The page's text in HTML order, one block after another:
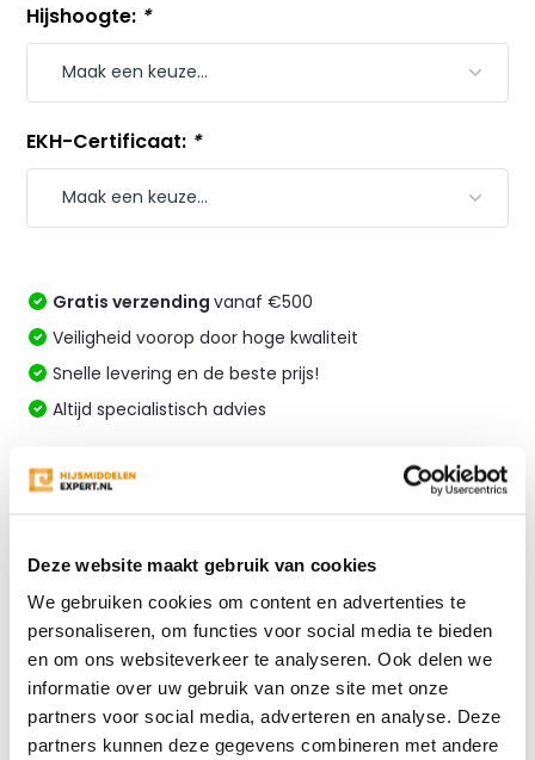
Deze website maakt gebruik van cookies
We gebruiken cookies om content en advertenties te
personaliseren, om functies voor social media te bieden
en om ons websiteverkeer te analyseren. Ook delen we
informatie over uw gebruik van onze site met onze
partners voor social media, adverteren en analyse. Deze
partners kunnen deze gegevens combineren met andere
Hijshoogte: *
EKH-Certificaat: *
Gratis verzendingvanaf €500
Veiligheid voorop door hoge kwaliteit
Snelle levering en de beste prijs!
Altijd specialistisch advies
Productomschrijving
Specificaties
Reviews